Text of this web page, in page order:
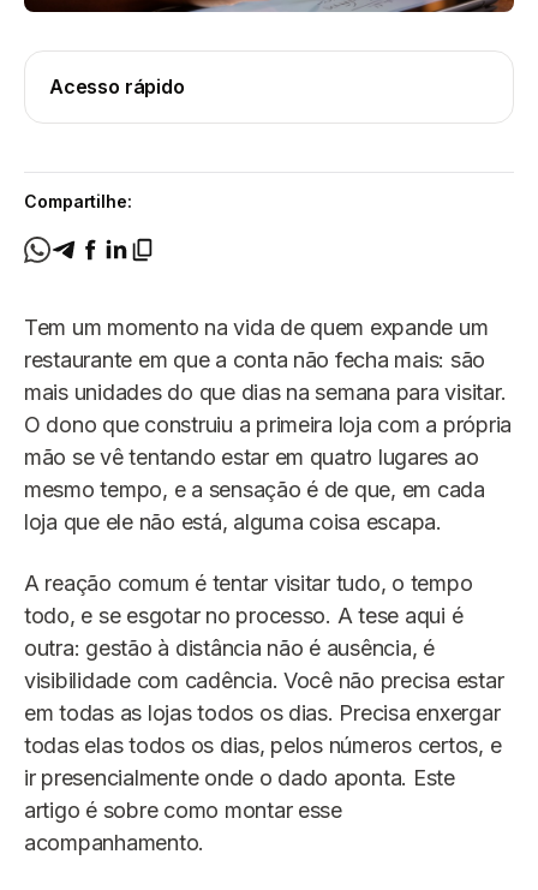
Acesso rápido
Compartilhe:
Tem um momento na vida de quem expande um
restaurante em que a conta não fecha mais: são
mais unidades do que dias na semana para visitar.
O dono que construiu a primeira loja com a própria
mão se vê tentando estar em quatro lugares ao
mesmo tempo, e a sensação é de que, em cada
loja que ele não está, alguma coisa escapa.
A reação comum é tentar visitar tudo, o tempo
todo, e se esgotar no processo. A tese aqui é
outra: gestão à distância não é ausência, é
visibilidade com cadência. Você não precisa estar
em todas as lojas todos os dias. Precisa enxergar
todas elas todos os dias, pelos números certos, e
ir presencialmente onde o dado aponta. Este
artigo é sobre como montar esse
acompanhamento.